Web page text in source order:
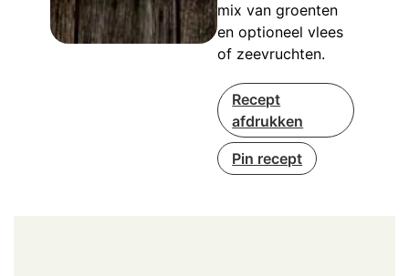
mix van groenten
en optioneel vlees
of zeevruchten.
Recept
afdrukken
Pin recept